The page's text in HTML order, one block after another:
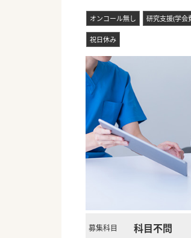
オンコール無し 研究支援(学会
祝日休み
募集科目 科目不問